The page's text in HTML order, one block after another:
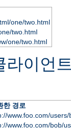
one/two.html
two.html
one/two.html
라이언
한 경로
www.foo.com/
www.foo.com/bob/